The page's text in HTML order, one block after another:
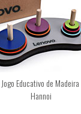
Jogo Educativo de
Hannoi